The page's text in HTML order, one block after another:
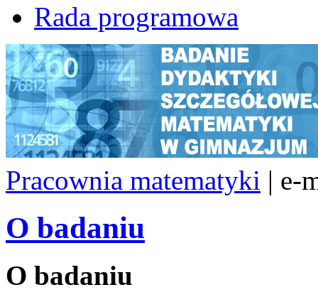
Rada programowa
Pracownia matematyki | e-
O badaniu
O badaniu